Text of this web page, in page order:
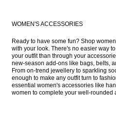
WOMEN'S ACCESSORIES
Ready to have some fun? Shop
with your look. There's no easier way
your outfit than through your
new-season add-ons like bags, belts,
From on-trend jewellery to sparkling
enough to make any outfit turn to
essential women's accessories like